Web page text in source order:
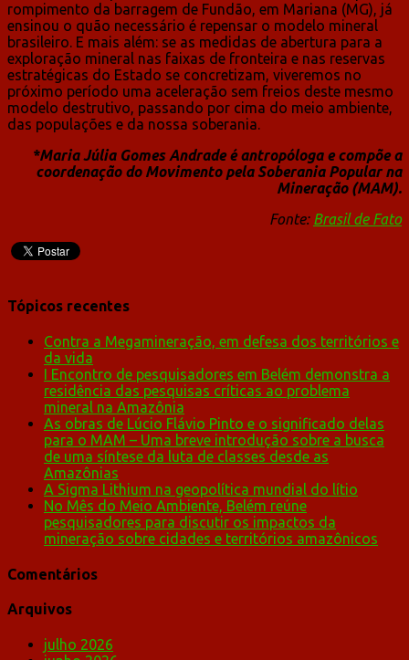
rompimento da barragem de Fundão, em Mariana (MG), já
ensinou o quão necessário é repensar o modelo mineral
brasileiro. E mais além: se as medidas de abertura para a
exploração mineral nas faixas de fronteira e nas reservas
estratégicas do Estado se concretizam, viveremos no
próximo período uma aceleração sem freios deste mesmo
modelo destrutivo, passando por cima do meio ambiente,
das populações e da nossa soberania.
*Maria Júlia Gomes Andrade é antropóloga e compõe a
coordenação do Movimento pela Soberania Popular na
Mineração (MAM).
Fonte: Brasil de Fato
Tópicos recentes
Contra a Megamineração, em defesa dos territórios e
da vida
I Encontro de pesquisadores em Belém demonstra a
residência das pesquisas críticas ao problema
mineral na Amazônia
As obras de Lúcio Flávio Pinto e o significado delas
para o MAM – Uma breve introdução sobre a busca
de uma síntese da luta de classes desde as
Amazônias
A Sigma Lithium na geopolítica mundial do lítio
No Mês do Meio Ambiente, Belém reúne
pesquisadores para discutir os impactos da
mineração sobre cidades e territórios amazônicos
Comentários
Arquivos
julho 2026